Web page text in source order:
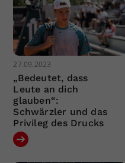
27.09.2023
„Bedeutet, dass
Leute an dich
glauben“:
Schwärzler und das
Privileg des Drucks